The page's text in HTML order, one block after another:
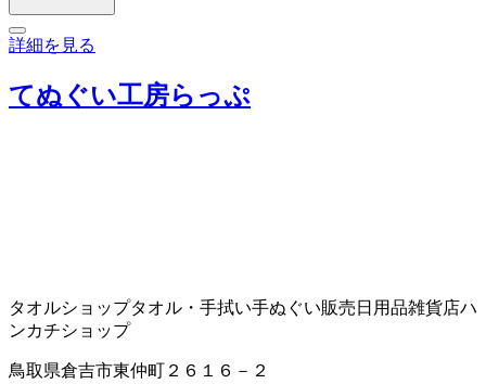
詳細を見る
てぬぐい工房らっぷ
タオルショップタオル・手拭い手ぬぐい販売 日用品雑貨店ハ
ンカチショップ
鳥取県倉吉市東仲町２６１６－２